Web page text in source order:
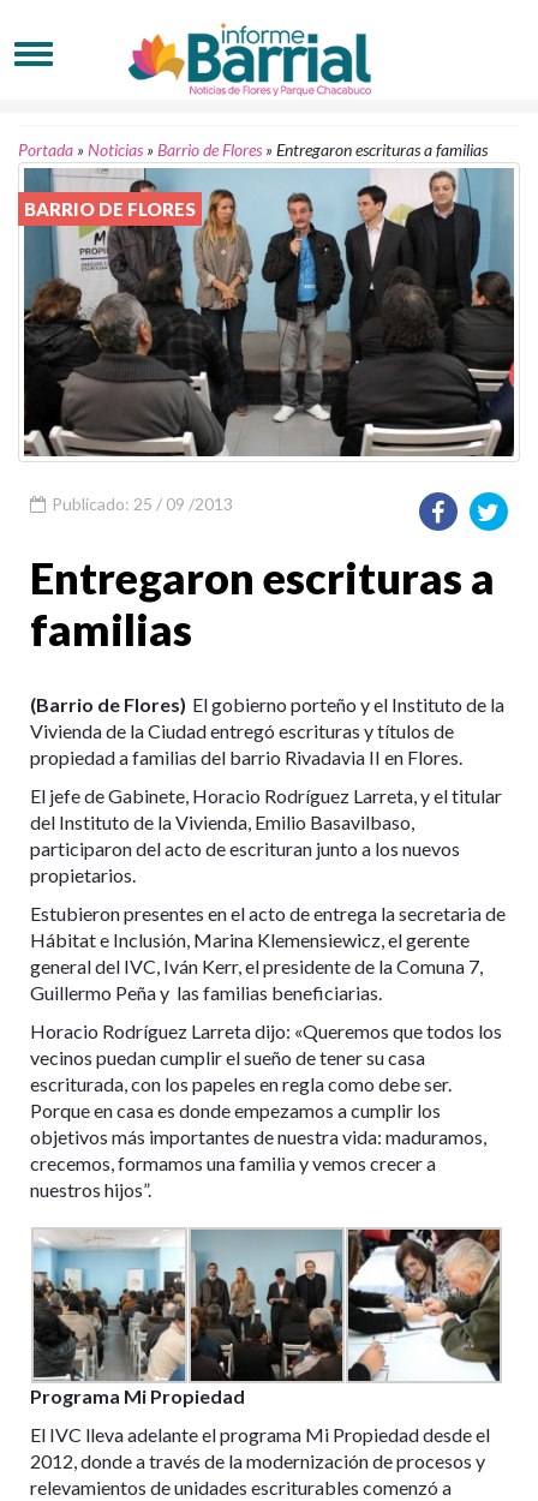
Portada »Noticias »Barrio de Flores »Entregaron escrituras a familias
BARRIO DE FLORES
Publicado: 25 / 09 /2013
Entregaron escrituras a
familias
(Barrio de Flores) El gobierno porteño y el Instituto de la
Vivienda de la Ciudad entregó escrituras y títulos de
propiedad a familias del barrio Rivadavia II en Flores.
El jefe de Gabinete, Horacio Rodríguez Larreta, y el titular
del Instituto de la Vivienda, Emilio Basavilbaso,
participaron del acto de escrituran junto a los nuevos
propietarios.
Estubieron presentes en el acto de entrega la secretaria de
Hábitat e Inclusión, Marina Klemensiewicz, el gerente
general del IVC, Iván Kerr, el presidente de la Comuna 7,
Guillermo Peña y las familias beneficiarias.
Horacio Rodríguez Larreta dijo: «Queremos que todos los
vecinos puedan cumplir el sueño de tener su casa
escriturada, con los papeles en regla como debe ser.
Porque en casa es donde empezamos a cumplir los
objetivos más importantes de nuestra vida: maduramos,
crecemos, formamos una familia y vemos crecer a
nuestros hijos”.
Programa Mi Propiedad
El IVC lleva adelante el programa Mi Propiedad desde el
2012, donde a través de la modernización de procesos y
relevamientos de unidades escriturables comenzó a